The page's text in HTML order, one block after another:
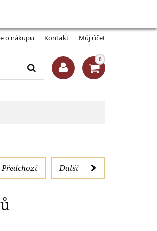
o nákupu Kontakt Můj účet
0
Další
Předchozí
10 kusů